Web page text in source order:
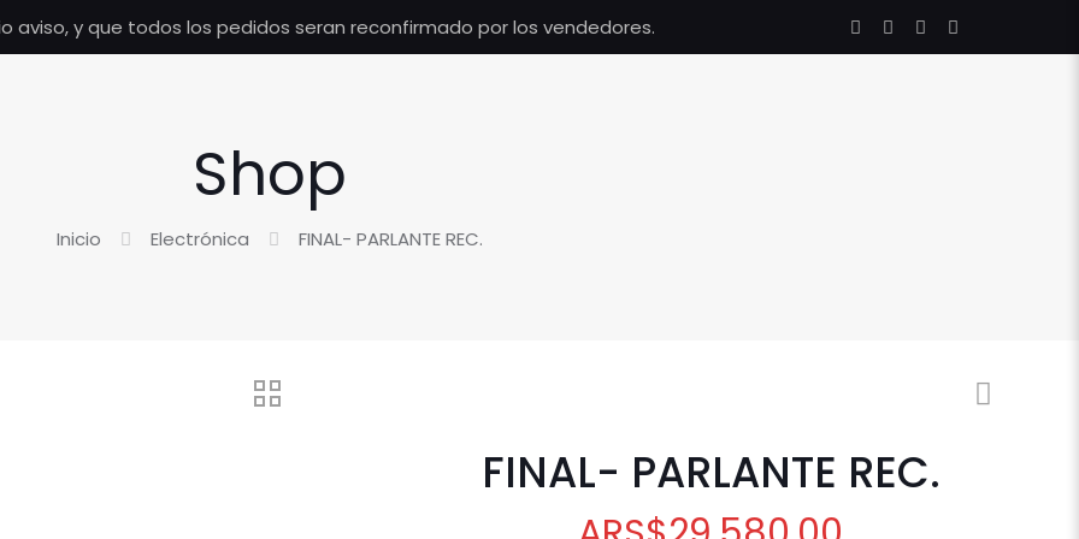
aviso, y que todos los pedidos seran reconfirmado por los vendedores.
Shop
Inicio Electrónica FINAL- PARLANTE REC.
FINAL- PARLANTE REC.